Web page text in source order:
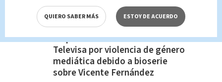
Te recomendamos:
Cuquita Abarca denunció a
Televisa por violencia de género
mediática debido a bioserie
sobre Vicente Fernández
QUIERO SABER MÁS ESTOY DE ACUERDO